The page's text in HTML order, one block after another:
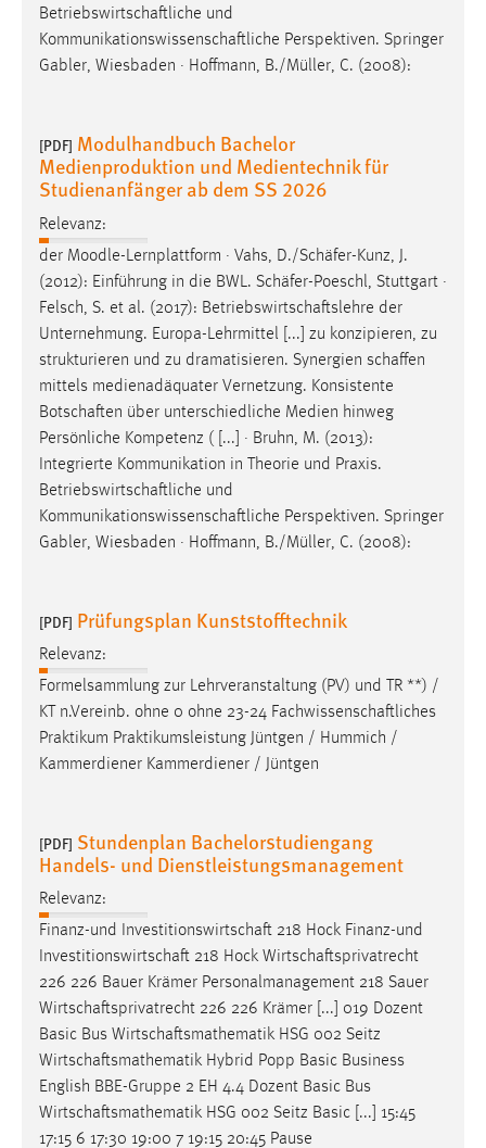
Betriebswirtschaftliche und
Kommunikationswissenschaftliche Perspektiven. Springer
Gabler, Wiesbaden · Hoffmann, B./Müller, C. (2008):
[PDF] Modulhandbuch Bachelor
Medienproduktion und Medientechnik für
Studienanfänger ab dem SS 2026
Relevanz:
der Moodle-Lernplattform · Vahs, D./Schäfer-Kunz, J.
(2012): Einführung in die BWL. Schäfer-Poeschl, Stuttgart ·
Felsch, S. et al. (2017): Betriebswirtschaftslehre der
Unternehmung. Europa-Lehrmittel [...] zu konzipieren, zu
strukturieren und zu dramatisieren. Synergien schaffen
mittels medienadäquater Vernetzung. Konsistente
Botschaften über unterschiedliche Medien hinweg
Persönliche Kompetenz ( [...] · Bruhn, M. (2013):
Integrierte Kommunikation in Theorie und Praxis.
Betriebswirtschaftliche und
Kommunikationswissenschaftliche Perspektiven. Springer
Gabler, Wiesbaden · Hoffmann, B./Müller, C. (2008):
[PDF] Prüfungsplan Kunststofftechnik
Relevanz:
Formelsammlung zur Lehrveranstaltung (PV) und TR **) /
KT n.Vereinb. ohne 0 ohne 23-24 Fachwissenschaftliches
Praktikum Praktikumsleistung Jüntgen / Hummich /
Kammerdiener Kammerdiener / Jüntgen
[PDF] Stundenplan Bachelorstudiengang
Handels- und Dienstleistungsmanagement
Relevanz:
Finanz-und Investitionswirtschaft 218 Hock Finanz-und
Investitionswirtschaft 218 Hock Wirtschaftsprivatrecht
226 226 Bauer Krämer Personalmanagement 218 Sauer
Wirtschaftsprivatrecht 226 226 Krämer [...] 019 Dozent
Basic Bus Wirtschaftsmathematik HSG 002 Seitz
Wirtschaftsmathematik Hybrid Popp Basic Business
English BBE-Gruppe 2 EH 4.4 Dozent Basic Bus
Wirtschaftsmathematik HSG 002 Seitz Basic [...] 15:45
17:15 6 17:30 19:00 7 19:15 20:45 Pause
Jahre, MIBEW_UserID = 1 Jahr
fe_user, be_user, be_lastLoginProvider
Zweck:
einloggen zu können.
Cookie Laufzeit:
24 Stunden
STATISTIK
Statistik Cookies erfassen Informationen anonym.
Diese Informationen helfen uns zu verstehen, wie
unsere Besucher unsere Website nutzen.
Matomo
Zugriffsstatistik
Cookie Laufzeit:
Marketing Cookies werden von Drittanbietern
verwendet, um personalisierte Werbung anzuzeigen.
Sie tun dies, indem sie Besucher über Websites
hinweg verfolgen.
Google Ads
Name:
_gcl_au
Anbieter:
Google Ireland Limited